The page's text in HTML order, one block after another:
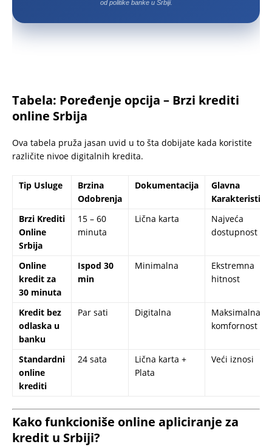
od politike banke u Srbiji.
Tabela: Poređenje opcija – Brzi krediti
online Srbija
Ova tabela pruža jasan uvid u to šta dobijate kada koristite
različite nivoe digitalnih kredita.
Tip Usluge
Brzina
Odobrenja
Dokumentacija
Glavna
Karakteristika
Brzi Krediti
Online
Srbija
15 – 60
minuta
Lična karta
Najveća
dostupnost
Online
kredit za
30 minuta
Ispod 30
min
Minimalna
Ekstremna
hitnost
Kredit bez
odlaska u
banku
Par sati Digitalna
Maksimalna
komfornost
Standardni
online
krediti
24 sata
Lična karta +
Plata
Veći iznosi
Kako funkcioniše online apliciranje za
kredit u Srbiji?